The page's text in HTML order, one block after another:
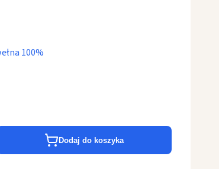
100%
Dodaj do koszyka